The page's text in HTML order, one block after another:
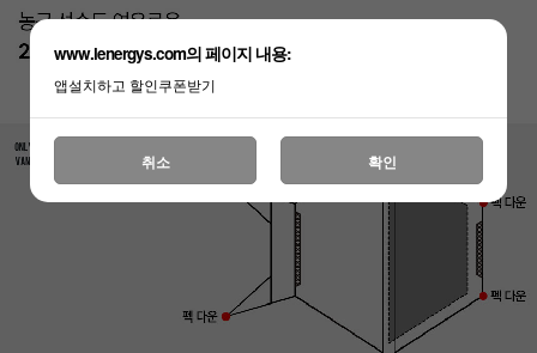
www.lenergys.com의 페이지 내용:
앱설치하고 할인쿠폰받기
취소 확인